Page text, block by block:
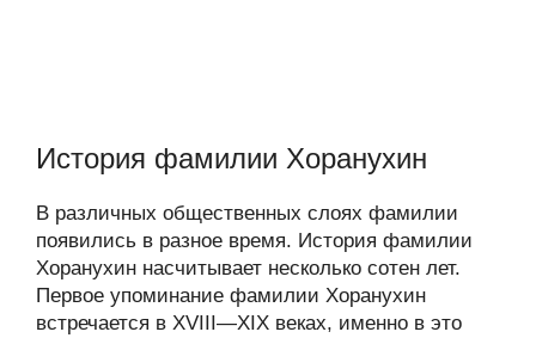
История фамилии Хоранухин
В различных общественных слоях фамилии
появились в разное время. История фамилии
Хоранухин насчитывает несколько сотен лет.
Первое упоминание фамилии Хоранухин
встречается в XVIII—XIX веках, именно в это